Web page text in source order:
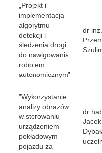
„Projekt i
implementacja
algorytmu
detekcji i
śledzenia drogi
do nawigowania
robotem
autonomicznym”
dr inż.
”Wykorzystanie
analizy obrazów
w sterowaniu
urządzeniem
pokładowym
pojazdu za
dr
Jacek